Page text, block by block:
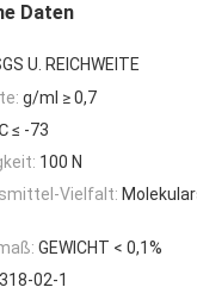
Daten
U. REICHWEITE
g/ml ≥ 0,7
≤ -73
100 N
Vielfalt:
GEWICHT < 0,1%
02-1